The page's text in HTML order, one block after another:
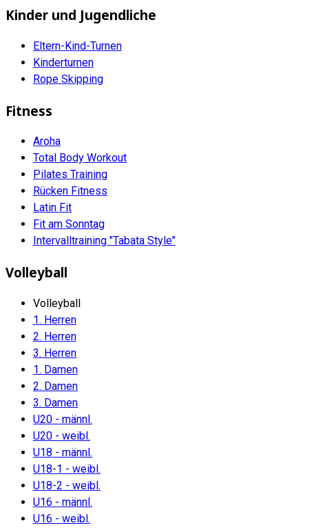
Kinder und Jugendliche
Eltern-Kind-Turnen
Kinderturnen
Rope Skipping
Fitness
Aroha
Total Body Workout
Pilates Training
Rücken Fitness
Latin Fit
Fit am Sonntag
Intervalltraining "Tabata Style"
Volleyball
Volleyball
1. Herren
2. Herren
3. Herren
1. Damen
2. Damen
3. Damen
U20 - männl.
U20 - weibl.
U18 - männl.
U18-1 - weibl.
U18-2 - weibl.
U16 - männl.
U16 - weibl.